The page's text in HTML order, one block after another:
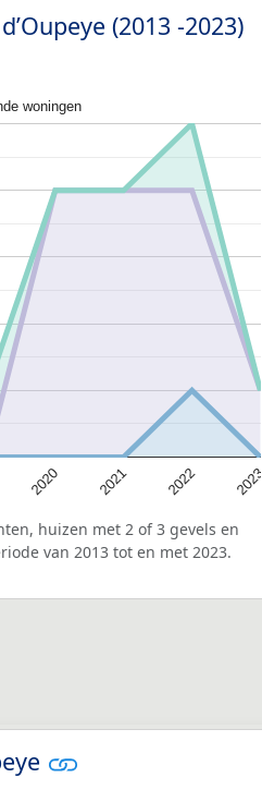
(2013 -2023)
woningen
2020 2021 2022 2023
huizen met 2 of 3 gevels en
van 2013 tot en met 2023.